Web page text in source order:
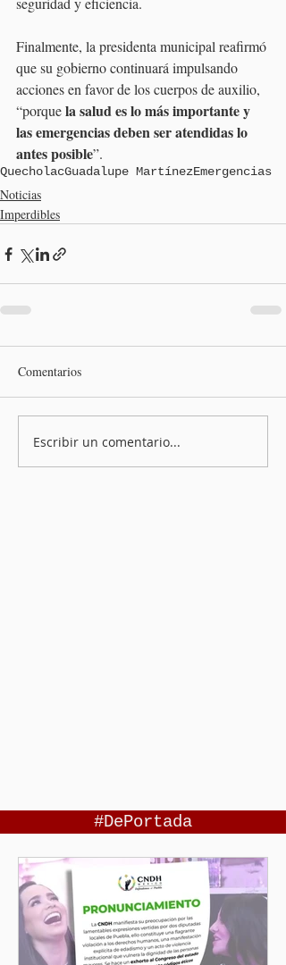
Finalmente, la presidenta municipal reafirmó
que su gobierno continuará impulsando
acciones en favor de los cuerpos de auxilio,
“porque la salud es lo más importante y
las emergencias deben ser atendidas lo
antes posible”.
QuecholacGuadalupe MartínezEmergencias
Noticias
Imperdibles
Comentarios
Escribir un comentario...
#DePortada